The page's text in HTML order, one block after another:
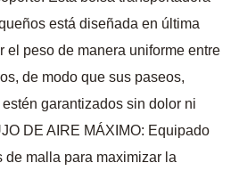
está diseñada en última
el peso de manera uniforme entre
de modo que sus paseos,
garantizados sin dolor ni
DE AIRE MÁXIMO: Equipado
malla para maximizar la